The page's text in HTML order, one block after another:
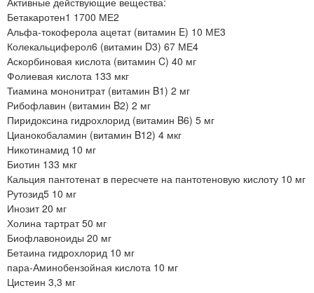
Бетакаротен1 1700 МЕ2
Альфа-токоферола ацетат (витамин E) 10 МЕ3
Колекальциферол6 (витамин D3) 67 МЕ4
Аскорбиновая кислота (витамин C) 40 мг
Фолиевая кислота 133 мкг
Тиамина мононитрат (витамин B1) 2 мг
Рибофлавин (витамин B2) 2 мг
Пиридоксина гидрохлорид (витамин B6) 5 мг
Цианокобаламин (витамин B12) 4 мкг
Никотинамид 10 мг
Биотин 133 мкг
Кальция пантотенат в пересчете на пантотеновую кислоту 10 мг
Рутозид5 10 мг
Инозит 20 мг
Холина тартрат 50 мг
Биофлавоноиды 20 мг
Бетаина гидрохлорид 10 мг
пара-Аминобензойная кислота 10 мг
Цистеин 3,3 мг